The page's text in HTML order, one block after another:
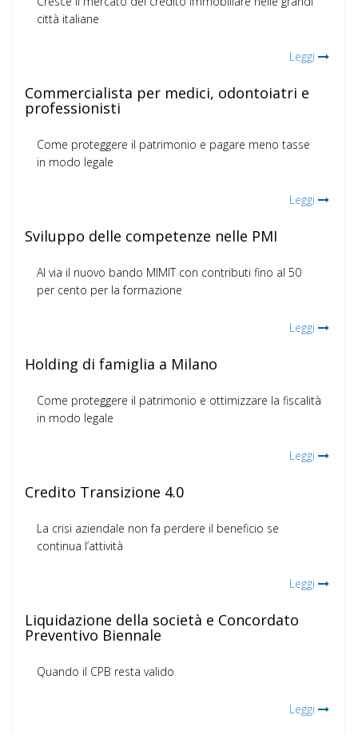
città italiane
Leggi
Commercialista per medici, odontoiatri e
professionisti
Come proteggere il patrimonio e pagare meno tasse
in modo legale
Leggi
Sviluppo delle competenze nelle PMI
Al via il nuovo bando MIMIT con contributi fino al 50
per cento per la formazione
Leggi
Holding di famiglia a Milano
Come proteggere il patrimonio e ottimizzare la fiscalità
in modo legale
Leggi
Credito Transizione 4.0
La crisi aziendale non fa perdere il beneficio se
continua l’attività
Leggi
Liquidazione della società e Concordato
Preventivo Biennale
Quando il CPB resta valido
Leggi